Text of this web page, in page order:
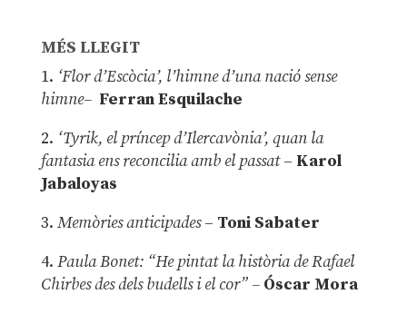
MÉS LLEGIT
1. ‘Flor d’Escòcia’, l’himne d’una nació sense
himne– Ferran Esquilache
2. ‘Tyrik, el príncep d’Ilercavònia’, quan la
fantasia ens reconcilia amb el passat– Karol
Jabaloyas
3. Memòries anticipades– Toni Sabater
4. Paula Bonet: “He pintat la història de Rafael
Chirbes des dels budells i el cor” –Óscar Mora